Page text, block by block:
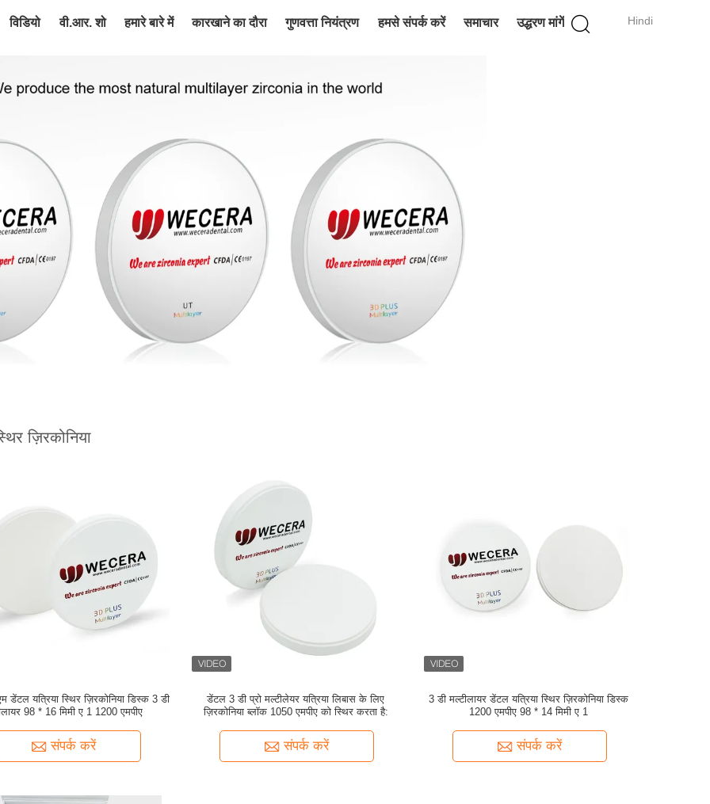
Hindi
विडियो वी.आर. शो हमारे बारे में कारखाने का दौरा गुणवत्ता नियंत्रण हमसे संपर्क करें समाचार उद्धरण मांगें
ज़िरकोनिया
डेंटल यत्रिया स्थिर ज़िरकोनिया डिस्क 3 डी
98 * 16 मिमी ए 1 1200 एमपीए
संपर्क करें
डेंटल 3 डी प्रो मल्टीलेयर यत्रिया लिबास के लिए
ज़िरकोनिया ब्लॉक 1050 एमपीए को स्थिर करता है:
संपर्क करें
3 डी मल्टीलायर डेंटल यत्रिया स्थिर ज़िरकोनिया डिस्क
1200 एमपीए 98 * 14 मिमी ए 1
संपर्क करें